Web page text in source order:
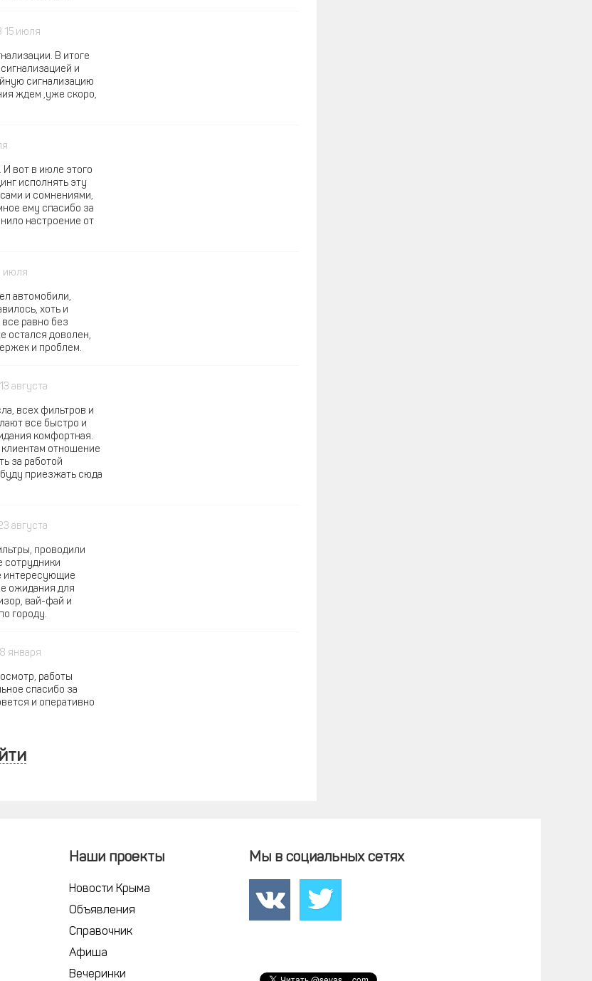
15 июля
В итоге
и
сигнализацию
ждем ,уже скоро,
И вот в июле этого
исполнять эту
и сомнениями,
ему спасибо за
настроение от
июля
автомобили,
хоть и
равно без
остался доволен,
и проблем.
августа
всех фильтров и
все быстро и
комфортная.
отношение
за работой
приезжать сюда
августа
проводили
сотрудники
интересующие
ожидания для
вай-фай и
городу.
января
работы
спасибо за
и оперативно
Наши проекты
Новости Крыма
Объявления
Справочник
Афиша
Вечеринки
Мы в социальных сетях